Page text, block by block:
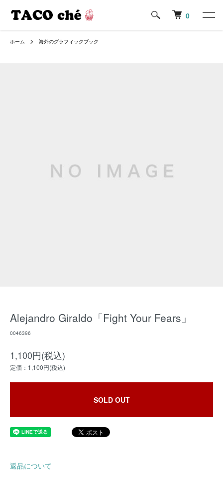
0
ホーム 海外のグラフィックブック
Alejandro Giraldo「Fight Your Fears」
0046396
1,100円(税込)
定価：1,100円(税込)
SOLD OUT
返品について